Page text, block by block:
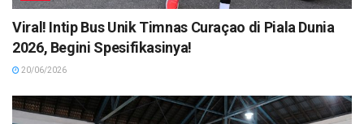
Viral! Intip Bus Unik Timnas Curaçao di Piala Dunia
2026, Begini Spesifikasinya!
20/06/2026